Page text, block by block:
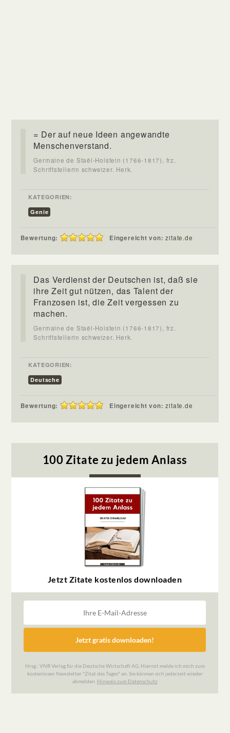
= Der auf neue Ideen angewandte
Menschenverstand.
Germaine de Staël-Holstein (1766-1817), frz.
Schriftstellerin schweizer. Herk.
KATEGORIEN:
Genie
Bewertung: Eingereicht von:zitate.de
Das Verdienst der Deutschen ist, daß sie
ihre Zeit gut nützen, das Talent der
Franzosen ist, die Zeit vergessen zu
machen.
Germaine de Staël-Holstein (1766-1817), frz.
Schriftstellerin schweizer. Herk.
KATEGORIEN:
Deutsche
Bewertung: Eingereicht von:zitate.de